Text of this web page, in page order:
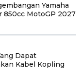
Yamaha
850cc MotoGP 2027
Dapat
Kabel Kopling